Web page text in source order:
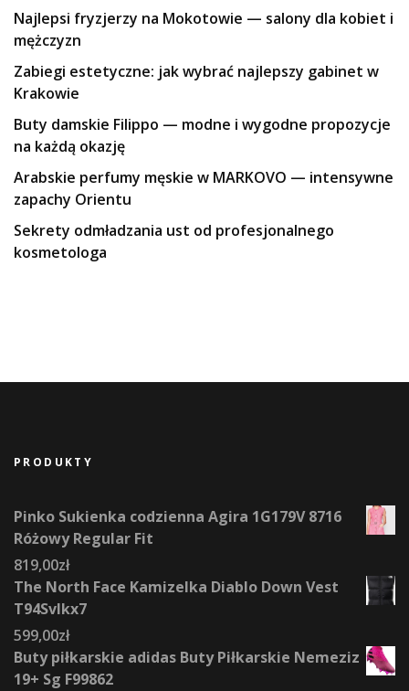
Najlepsi fryzjerzy na Mokotowie — salony dla kobiet i
mężczyzn
Zabiegi estetyczne: jak wybrać najlepszy gabinet w
Krakowie
Buty damskie Filippo — modne i wygodne propozycje
na każdą okazję
Arabskie perfumy męskie w MARKOVO — intensywne
zapachy Orientu
Sekrety odmładzania ust od profesjonalnego
kosmetologa
PRODUKTY
Pinko Sukienka codzienna Agira 1G179V 8716
Różowy Regular Fit
819,00zł
The North Face Kamizelka Diablo Down Vest
T94Svlkx7
599,00zł
Buty piłkarskie adidas Buty Piłkarskie Nemeziz
19+ Sg F99862